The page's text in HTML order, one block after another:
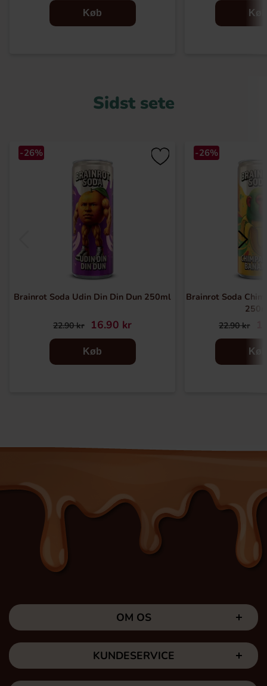
Køb Køb
Sidst sete
-26%
Brainrot Soda Udin Din Din Dun 250ml
22.90 kr 16.90 kr
Køb
-26%
Brainrot Soda
22.90 kr
Køb
OM OS
KUNDESERVICE